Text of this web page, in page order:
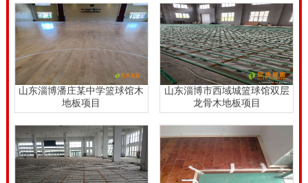
山东淄博潘庄某中学篮球馆木
地板项目
山东淄博市西域城篮球馆双层
龙骨木地板项目